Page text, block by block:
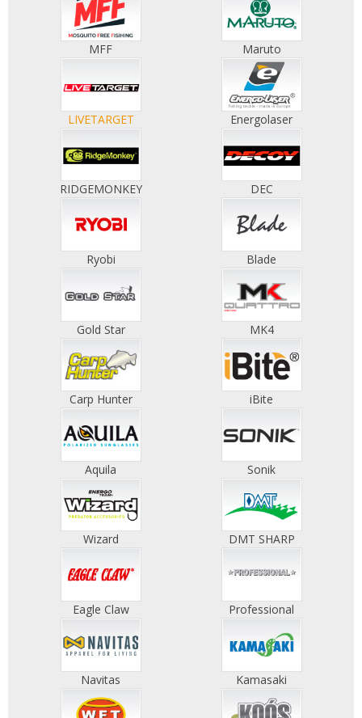
MFF Maruto
LIVETARGET Energolaser
RIDGEMONKEY DEC
Ryobi Blade
Gold Star MK4
Carp Hunter iBite
Aquila Sonik
Wizard DMT SHARP
Eagle Claw Professional
Navitas Kamasaki